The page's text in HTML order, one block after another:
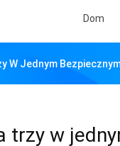
Dom
W Jednym
trzy w